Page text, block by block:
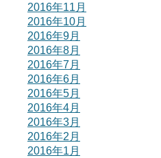
2016年11月
2016年10月
2016年9月
2016年8月
2016年7月
2016年6月
2016年5月
2016年4月
2016年3月
2016年2月
2016年1月